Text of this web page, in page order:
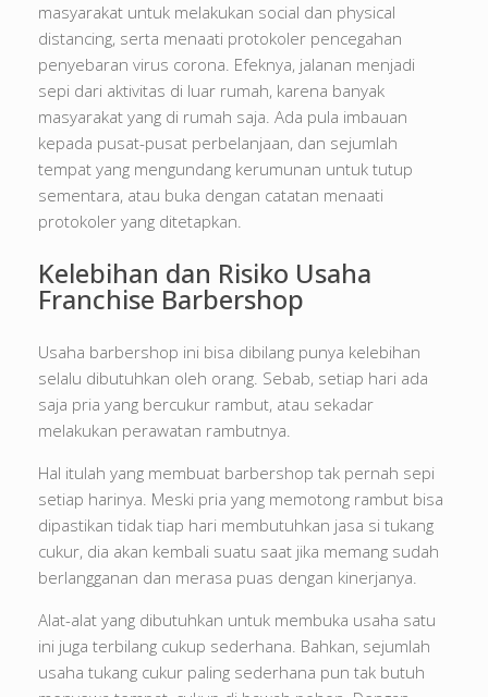
masyarakat untuk melakukan social dan physical
distancing, serta menaati protokoler pencegahan
penyebaran virus corona. Efeknya, jalanan menjadi
sepi dari aktivitas di luar rumah, karena banyak
masyarakat yang di rumah saja. Ada pula imbauan
kepada pusat-pusat perbelanjaan, dan sejumlah
tempat yang mengundang kerumunan untuk tutup
sementara, atau buka dengan catatan menaati
protokoler yang ditetapkan.
Kelebihan dan Risiko Usaha
Franchise Barbershop
Usaha barbershop ini bisa dibilang punya kelebihan
selalu dibutuhkan oleh orang. Sebab, setiap hari ada
saja pria yang bercukur rambut, atau sekadar
melakukan perawatan rambutnya.
Hal itulah yang membuat barbershop tak pernah sepi
setiap harinya. Meski pria yang memotong rambut bisa
dipastikan tidak tiap hari membutuhkan jasa si tukang
cukur, dia akan kembali suatu saat jika memang sudah
berlangganan dan merasa puas dengan kinerjanya.
Alat-alat yang dibutuhkan untuk membuka usaha satu
ini juga terbilang cukup sederhana. Bahkan, sejumlah
usaha tukang cukur paling sederhana pun tak butuh